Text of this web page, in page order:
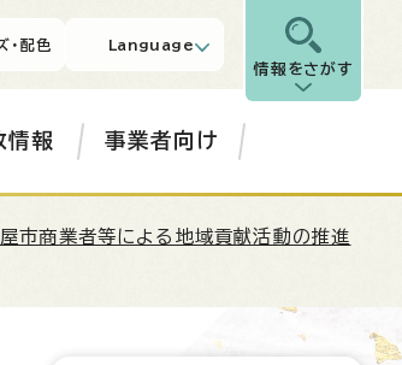
・配色 Language
情報をさがす
情報 事業者向け
市商業者等による地域貢献活動の推進